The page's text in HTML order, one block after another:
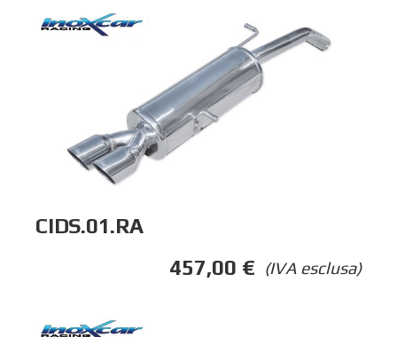
CIDS.01.RA
(IVA esclusa)
457,00 €